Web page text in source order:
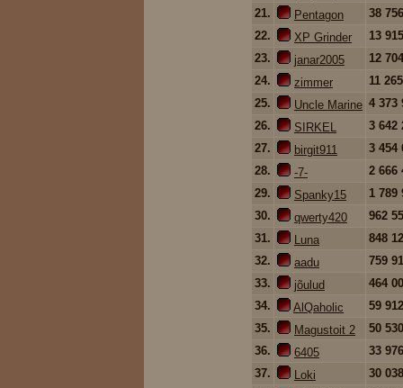
21.
Pentagon
38
22.
XP Grinder
13
23.
janar2005
12
24.
zimmer
11
25.
Uncle Marine 4 373
26.
SIRKEL
3 642
27.
birgit911
3 454
28.
-7-
2 666
29.
Spanky15
1 789
30.
qwerty420
962
31.
Luna
848
32.
aadu
759
33.
jõulud
464
34.
AlQaholic
59
35.
Magustoit 2
50
36.
6405
33
37.
Loki
30